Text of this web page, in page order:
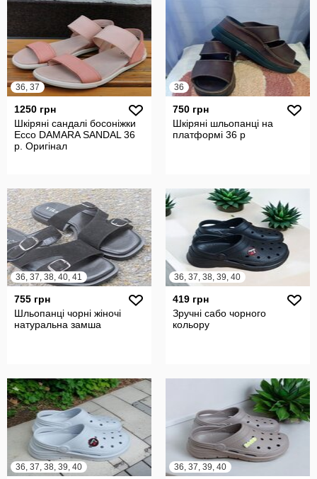
36, 37
1250 грн
Шкіряні сандалі босоніжки
Ecco DAMARA SANDAL 36
р. Оригінал
36
750 грн
Шкіряні шльопанці на
платформі 36 р
36, 37, 38, 40, 41
755 грн
Шльопанці чорні жіночі
натуральна замша
36, 37, 38, 39, 40
419 грн
Зручні сабо чорного
кольору
36, 37, 38, 39, 40 36, 37, 39, 40